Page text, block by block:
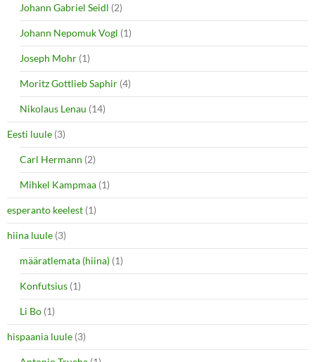
Johann Gabriel Seidl (2)
Johann Nepomuk Vogl (1)
Joseph Mohr (1)
Moritz Gottlieb Saphir (4)
Nikolaus Lenau (14)
Eesti luule (3)
Carl Hermann (2)
Mihkel Kampmaa (1)
esperanto keelest (1)
hiina luule (3)
määratlemata (hiina) (1)
Konfutsius (1)
Li Bo (1)
hispaania luule (3)